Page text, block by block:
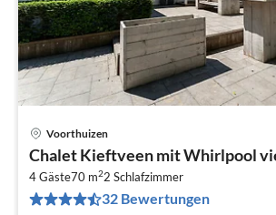
Voorthuizen
Chalet Kieftveen mit Whirlpool
4 Gäste70 m22 Schlafzimmer
32 Bewertungen